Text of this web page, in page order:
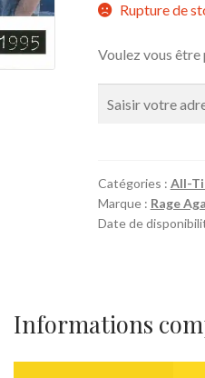
Rupture de
Voulez vous être
Catégories : All-
Marque : Rage
Date de
Informations